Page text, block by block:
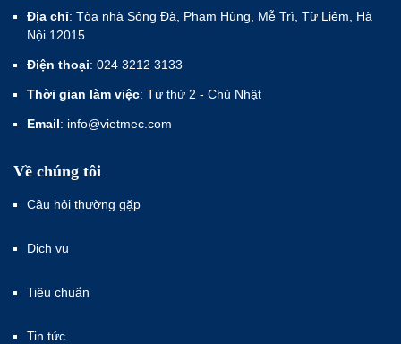
Địa chỉ: Tòa nhà Sông Đà, Phạm Hùng, Mễ Trì, Từ Liêm, Hà
Nội 12015
Điện thoại: 024 3212 3133
Thời gian làm việc: Từ thứ 2 - Chủ Nhật
Email: info@vietmec.com
Về chúng tôi
Câu hỏi thường gặp
Dịch vụ
Tiêu chuẩn
Tin tức